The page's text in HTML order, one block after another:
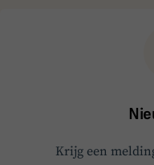
Krijg een